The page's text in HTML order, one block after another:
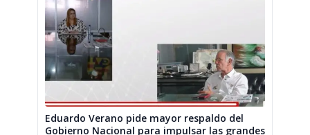
Eduardo Verano pide mayor respaldo del
Gobierno Nacional para impulsar las grandes